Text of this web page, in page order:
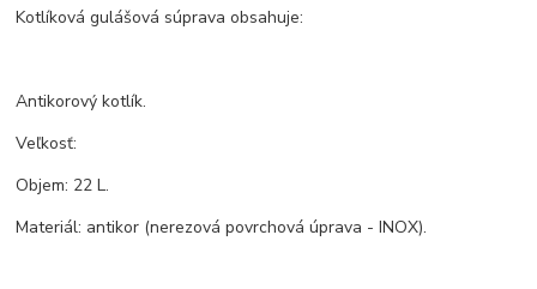
Kotlíková gulášová súprava obsahuje:
Antikorový kotlík.
Veľkosť:
Objem: 22 L.
Materiál: antikor (nerezová povrchová úprava - INOX).